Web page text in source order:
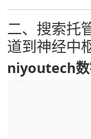
二、搜索托
道到神经中
niyoutech数